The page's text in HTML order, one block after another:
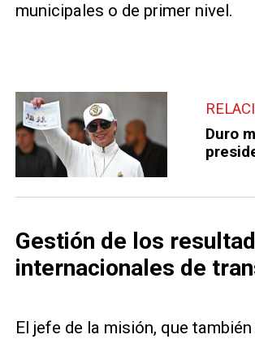
municipales o de primer nivel.
Duro
Gestión de los
internacionales de
El jefe de la misión, que